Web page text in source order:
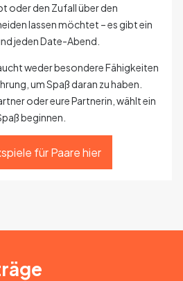
oder den Zufall über den
lassen möchtet – es gibt ein
jeden Date-Abend.
weder besondere Fähigkeiten
um Spaß daran zu haben.
oder eure Partnerin, wählt ein
beginnen.
für Paare hier